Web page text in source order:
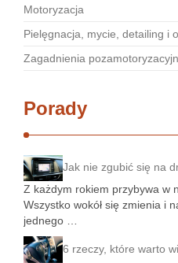
Motoryzacja
Pielęgnacja, mycie, detailing i
Zagadnienia
Porady
Jak nie zgubić się na
Z każdym rokiem przybywa w
Wszystko wokół się zmienia i
jednego …
6 rzeczy, które warto